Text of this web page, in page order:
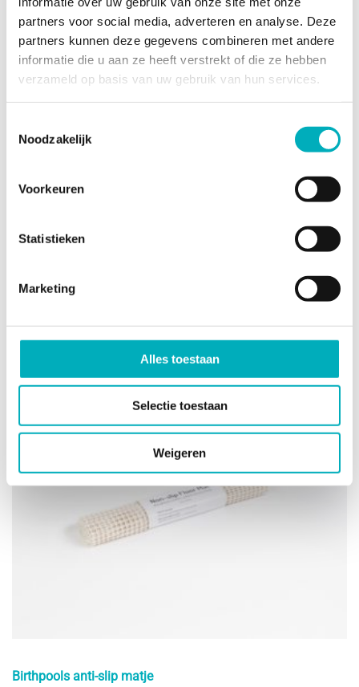
partners voor social media, adverteren en analyse. Deze
partners kunnen deze gegevens combineren met andere
informatie die u aan ze heeft verstrekt of die ze hebben
verzameld op basis van uw gebruik van hun services.
Noodzakelijk
Voorkeuren
Statistieken
Marketing
Alles toestaan
Selectie toestaan
Weigeren
Birthpools anti-slip matje